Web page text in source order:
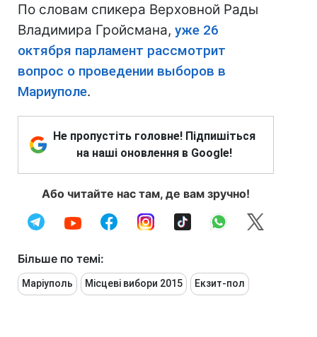
По словам спикера Верховной Рады
Владимира Гройсмана, уже 26
октября парламент рассмотрит
вопрос о проведении выборов в
Мариуполе.
Не пропустіть головне! Підпишіться
на наші оновлення в Google!
Або читайте нас там, де вам зручно!
Більше по темі:
Маріуполь Місцеві вибори 2015 Екзит-пол